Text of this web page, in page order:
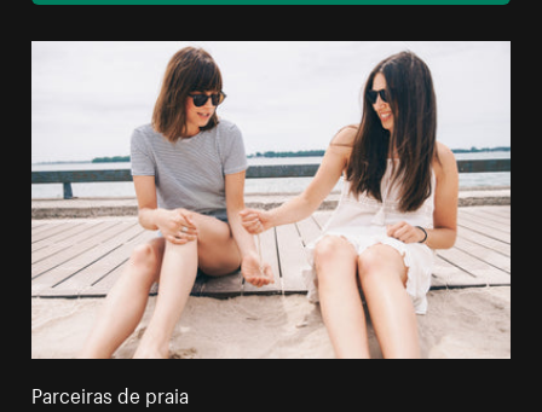
Parceiras de praia